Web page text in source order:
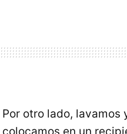
Por otro lado, lavamos